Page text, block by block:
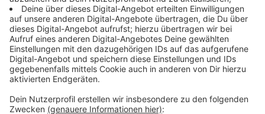
Beschäftigten den Wunsch, statt Endgelderhöhung
bei gleichem Gehalt mehr Freizeit zu bekommen.
Ähnliche Vorschläge gab es zuletzt auch im
Baugewerbe. Der Arbeitgeberverband hat dagegen
eine einmalige Endgelderhöhung von nur 2 Prozent
empfohlen. Die Verhandlungen werden am 1.